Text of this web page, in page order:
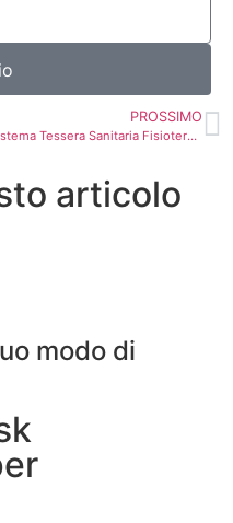
PROSSIMO
Sistema Tessera Sanitaria Fisioterapisti 2022 | Tutto quello che devi sapere!
articolo
modo di